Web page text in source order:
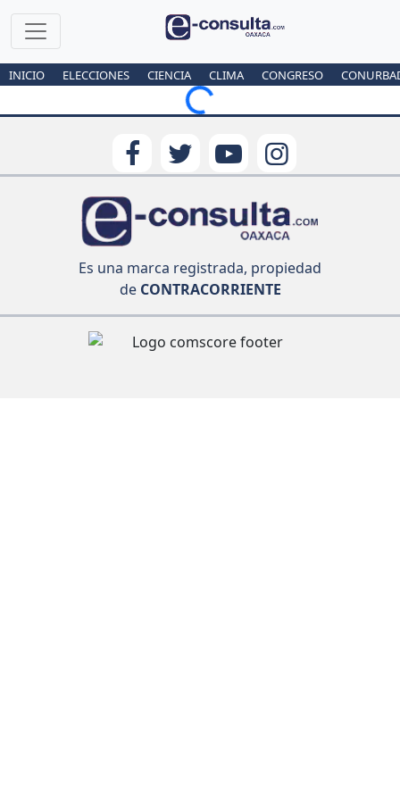
INICIO ELECCIONES CIENCIA CLIMA CONGRESO
Loading...
Es una marca registrada, propiedad
deCONTRACORRIENTE